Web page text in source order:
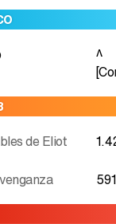
^
de Eliot